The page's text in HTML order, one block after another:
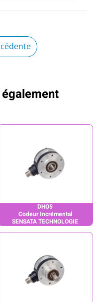
DHO5
Codeur Incrémental
SENSATA TECHNOLOGIE